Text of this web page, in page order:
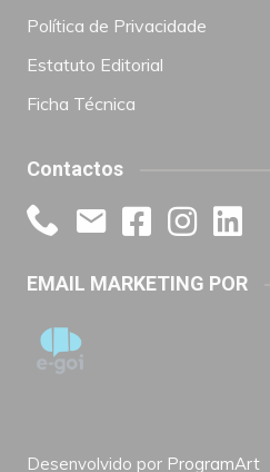
Política de Privacidade
Estatuto Editorial
Ficha Técnica
Contactos
EMAIL MARKETING POR
Desenvolvido por ProgramArt